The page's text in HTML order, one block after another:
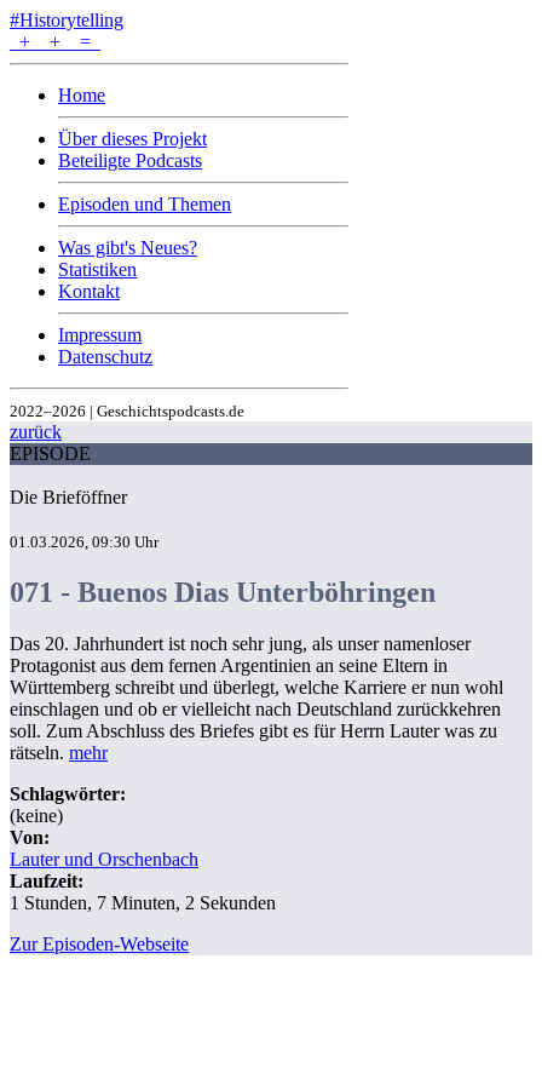
#Historytelling
+
+ =
Home
Über dieses Projekt
Beteiligte Podcasts
Episoden und Themen
Was gibt's Neues?
Statistiken
Kontakt
Impressum
Datenschutz
2022–2026 | Geschichtspodcasts.de
zurück
EPISODE
Die Brieföffner
01.03.2026, 09:30 Uhr
071 - Buenos Dias Unterböhringen
Das 20. Jahrhundert ist noch sehr jung, als unser namenloser
Protagonist aus dem fernen Argentinien an seine Eltern in
Württemberg schreibt und überlegt, welche Karriere er nun wohl
einschlagen und ob er vielleicht nach Deutschland zurückkehren
soll. Zum Abschluss des Briefes gibt es für Herrn Lauter was zu
rätseln. mehr
Schlagwörter:
(keine)
Von:
Lauter und Orschenbach
Laufzeit:
1 Stunden, 7 Minuten, 2 Sekunden
Zur Episoden-Webseite